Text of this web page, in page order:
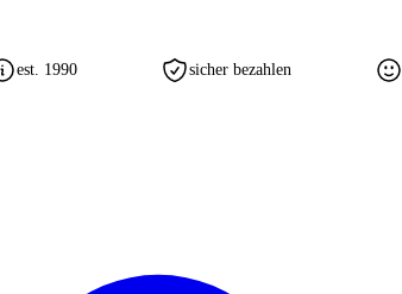
est. 1990 sicher bezahlen